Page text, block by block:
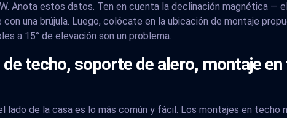
Anota estos datos. Ten en cuenta la declinación magnética —
una brújula. Luego, colócate en la ubicación de montaje
a 15° de elevación son un problema.
techo, soporte de alero, montaje en
lado de la casa es lo más común y fácil. Los montajes en techo